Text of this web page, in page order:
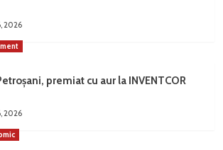
2026
premiat cu aur la INVENTCOR
2026